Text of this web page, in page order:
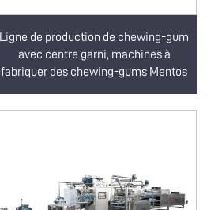
Ligne de production de chewing-gum
avec centre garni, machines à
fabriquer des chewing-gums Mentos